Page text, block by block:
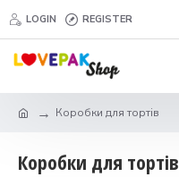
LOGIN REGISTER
Коробки для тортів
Коробки для тортів